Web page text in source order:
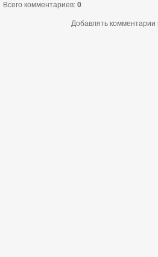
Всего комментариев: 0
Добавлять комментарии